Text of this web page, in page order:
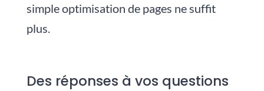
simple optimisation de pages ne suffit
plus.
Des réponses à vos questions